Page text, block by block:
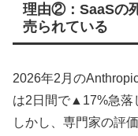
理由②：SaaSの
売られている
2026年2月の
は2日間で▲17%急落
しかし、専門家の評